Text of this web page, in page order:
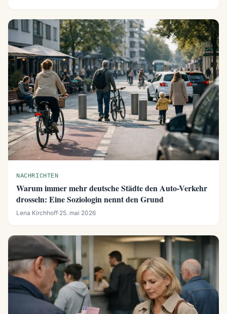
NACHRICHTEN
Warum immer mehr deutsche Städte den Auto-Verkehr
drosseln: Eine Soziologin nennt den Grund
Lena Kirchhoff·25. mai 2026